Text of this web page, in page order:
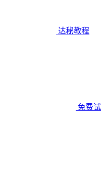
达秘教程
免费试